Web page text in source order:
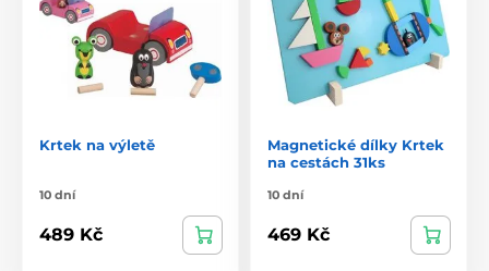
Krtek na výletě
10 dní
489 Kč
Magnetické dílky Krtek
na cestách 31ks
10 dní
469 Kč